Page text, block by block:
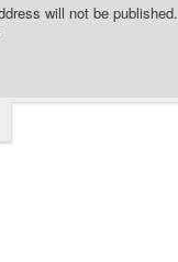
will not be published.